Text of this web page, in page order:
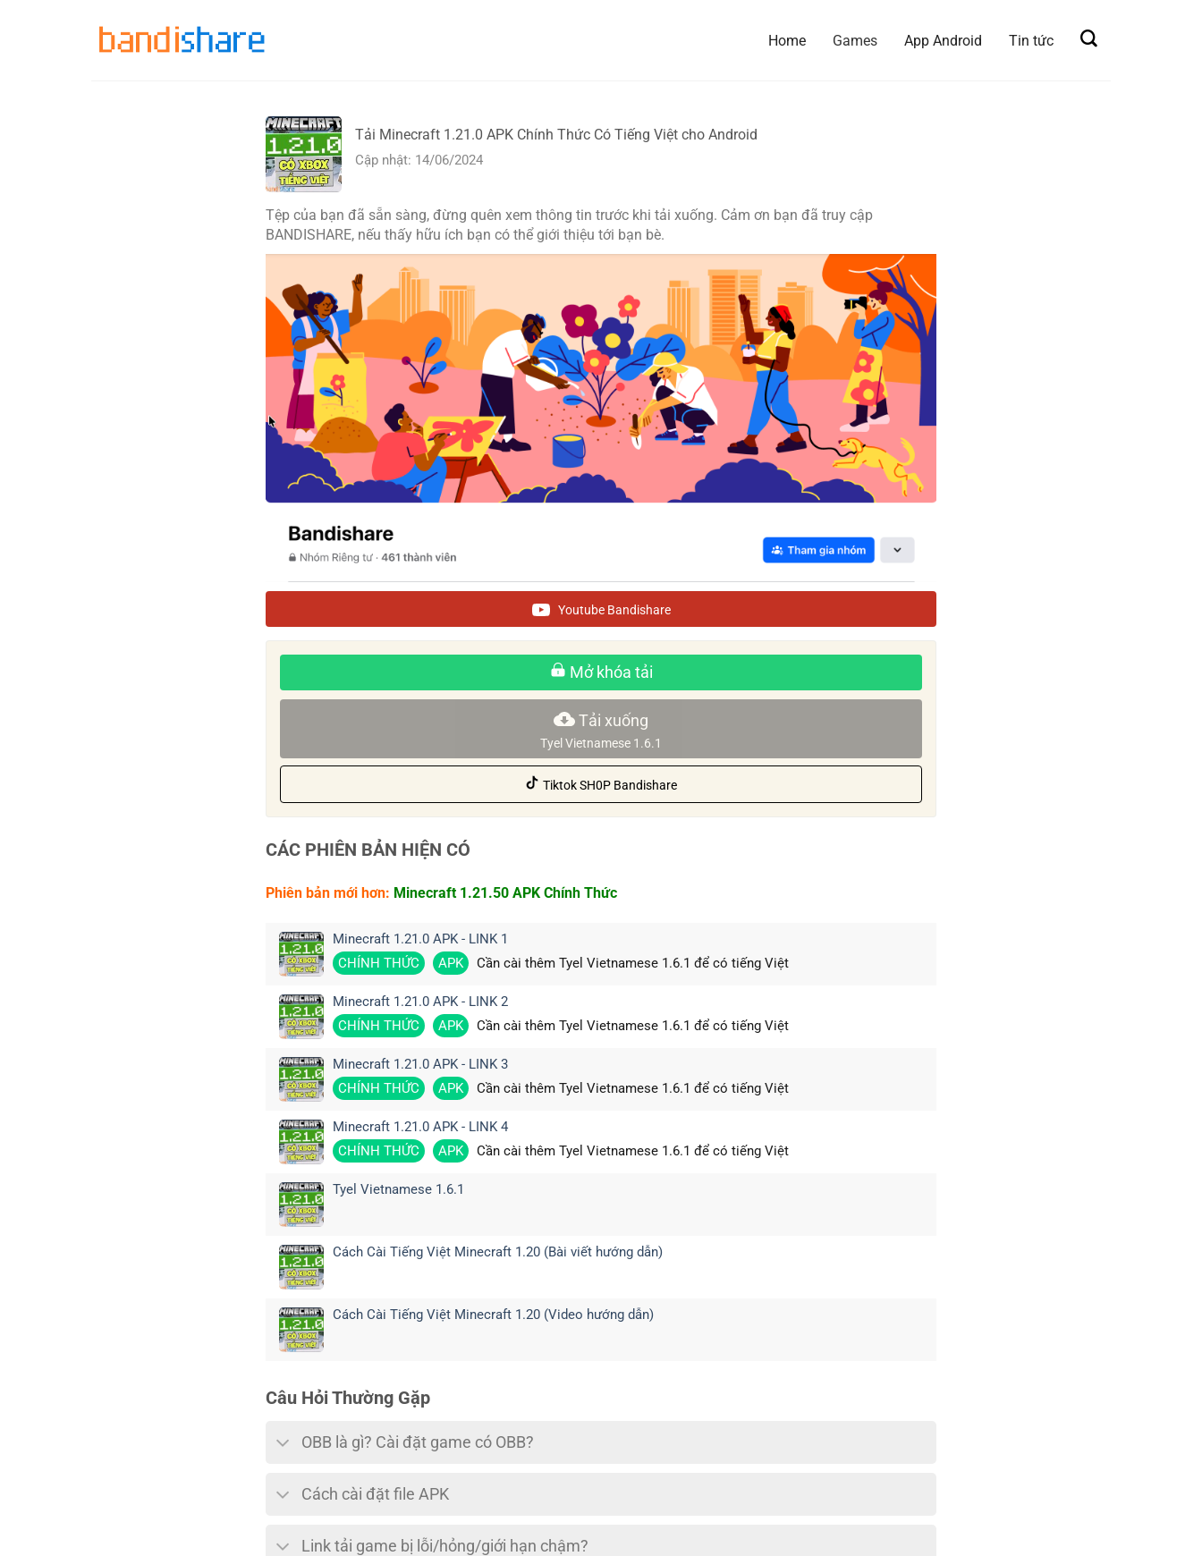
Home Games App Android Tin tức
Tải Minecraft 1.21.0 APK Chính Thức Có Tiếng Việt cho Android
Cập nhật: 14/06/2024
Tệp của bạn đã sẵn sàng, đừng quên xem thông tin trước khi tải xuống. Cảm ơn bạn đã truy cập
BANDISHARE, nếu thấy hữu ích bạn có thể giới thiệu tới bạn bè.
Youtube Bandishare
Mở khóa tải
Tải xuống
Tyel Vietnamese 1.6.1
Tiktok SH0P Bandishare
CÁC PHIÊN BẢN HIỆN CÓ
Phiên bản mới hơn: Minecraft 1.21.50 APK Chính Thức
Minecraft 1.21.0 APK - LINK 1
CHÍNH THỨC APK Cần cài thêm Tyel Vietnamese 1.6.1 để có tiếng Việt
Minecraft 1.21.0 APK - LINK 2
CHÍNH THỨC APK Cần cài thêm Tyel Vietnamese 1.6.1 để có tiếng Việt
Minecraft 1.21.0 APK - LINK 3
CHÍNH THỨC APK Cần cài thêm Tyel Vietnamese 1.6.1 để có tiếng Việt
Minecraft 1.21.0 APK - LINK 4
CHÍNH THỨC APK Cần cài thêm Tyel Vietnamese 1.6.1 để có tiếng Việt
Tyel Vietnamese 1.6.1
Cách Cài Tiếng Việt Minecraft 1.20 (Bài viết hướng dẫn)
Cách Cài Tiếng Việt Minecraft 1.20 (Video hướng dẫn)
Câu Hỏi Thường Gặp
OBB là gì? Cài đặt game có OBB?
Cách cài đặt file APK
Link tải game bị lỗi/hỏng/giới hạn chậm?